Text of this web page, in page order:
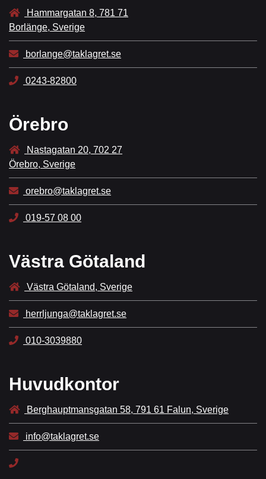
Hammargatan 8, 781 71
Borlänge, Sverige
borlange@taklagret.se
0243-82800
Örebro
Nastagatan 20, 702 27
Örebro, Sverige
orebro@taklagret.se
019-57 08 00
Västra Götaland
Västra Götaland, Sverige
herrljunga@taklagret.se
010-3039880
Huvudkontor
Berghauptmansgatan 58, 791 61 Falun, Sverige
info@taklagret.se